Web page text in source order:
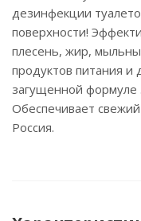
дезинфекции
поверхности!
плесень, жир,
продуктов питания и
загущенной формуле
Обеспечивает
Россия.